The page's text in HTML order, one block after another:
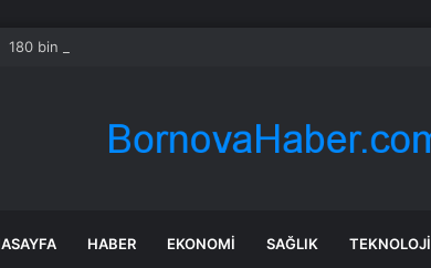
180 bin tane arıyı tek bir amaç doğaya saldılar
HABER EKONOMI SAĞLIK TEKNOLOJI